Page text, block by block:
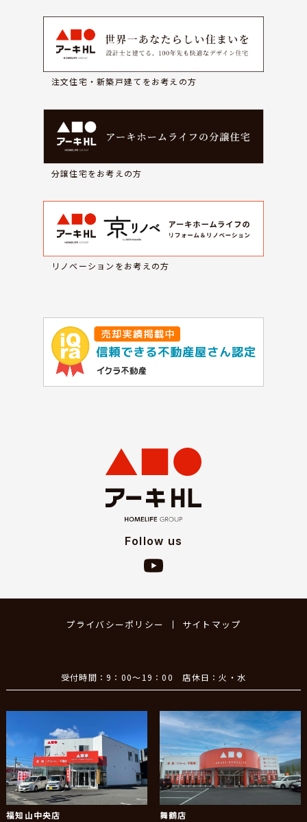
注文住宅・新築戸建てをお考えの方
分譲住宅をお考えの方
リノベーションをお考えの方
Follow us
プライバシーポリシー サイトマップ
受付時間：9：00～19：00 店休日：火・水
福知山中央店 舞鶴店